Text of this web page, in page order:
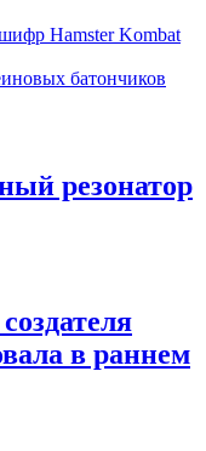
Hamster Kombat
батончиков
резонатор
в раннем